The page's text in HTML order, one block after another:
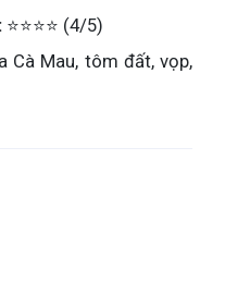
⭐⭐⭐⭐ (4/5)
Cà Mau, tôm đất, vọp,